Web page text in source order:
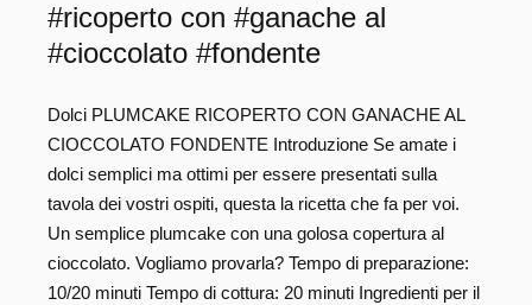
#ricoperto con #ganache al
#cioccolato #fondente
Dolci PLUMCAKE RICOPERTO CON GANACHE AL
CIOCCOLATO FONDENTE Introduzione Se amate i
dolci semplici ma ottimi per essere presentati sulla
tavola dei vostri ospiti, questa la ricetta che fa per voi.
Un semplice plumcake con una golosa copertura al
cioccolato. Vogliamo provarla? Tempo di preparazione:
10/20 minuti Tempo di cottura: 20 minuti Ingredienti per il